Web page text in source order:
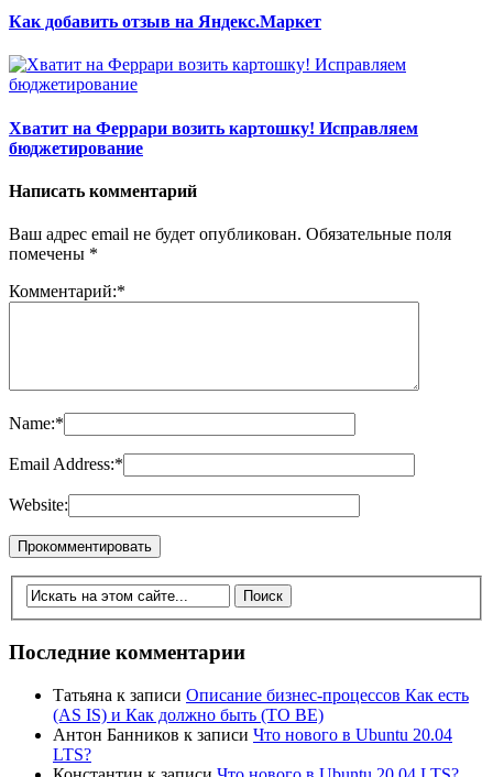
Как добавить отзыв на Яндекс.Маркет
Хватит на Феррари возить картошку! Исправляем
бюджетирование
Написать комментарий
Ваш адрес email не будет опубликован. Обязательные поля
помечены *
Комментарий:*
Name:*
Email Address:*
Website:
Последние комментарии
Татьяна к записи Описание бизнес-процессов Как есть
(AS IS) и Как должно быть (TO BE)
Антон Банников к записи Что нового в Ubuntu 20.04
LTS?